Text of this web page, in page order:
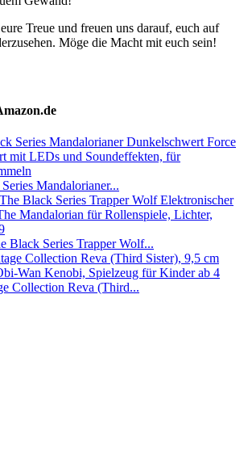
Treue und freuen uns darauf, euch auf
Möge die Macht mit euch sein!
Mandalorianer...
Black Series Trapper Wolf...
Collection Reva (Third...